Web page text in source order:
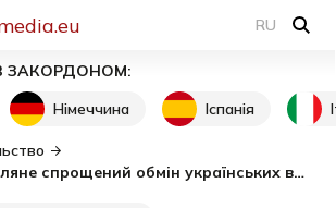
RU
ЗАКОРДОНОМ:
Німеччина Іспанія
Німеччина розгляне спрощений обмін українських водійських прав: що може змінитися